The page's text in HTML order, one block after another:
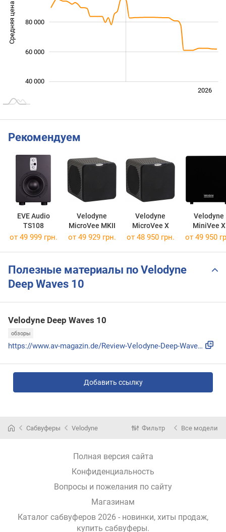
Средняя цена 100 000
40 000
60 000
80 000
2026
Рекомендуем
EVE Audio
TS108
Velodyne
MicroVee MKII
Velodyne
MicroVee X
Velodyne
MiniVee X
от 49 999 грн. от 49 929 грн. от 48 950 грн. от 49 950
Полезные материалы по Velodyne
Deep Waves 10
Velodyne Deep Waves 10
обзоры
https://www.av-magazin.de/Review-Velodyne-Deep-Waves-10.102...
Добавить ссылку
Сабвуферы Velodyne Фильтр Все модели
Полная версия сайта
Конфиденциальность
Вопросы и пожелания по сайту
Магазинам
Каталог сабвуферов 2026 - новинки, хиты продаж,
купить сабвуферы.